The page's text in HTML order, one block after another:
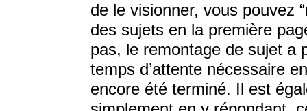
de le visionner, vous pouvez
des sujets en la première
pas, le remontage de sujet a
temps d’attente nécessaire
encore été terminé. Il est